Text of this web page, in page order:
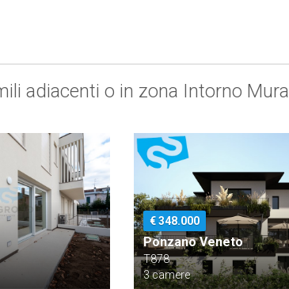
adiacenti o in zona Intorno Mura
€ 348.000
Ponzano Veneto
T878
3 camere